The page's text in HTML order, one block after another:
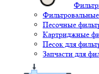
Песочные
Картриджные
Песок для
Запчасти для